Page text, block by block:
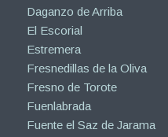
Daganzo de Arriba
El Escorial
Estremera
Fresnedillas de la Oliva
Fresno de Torote
Fuenlabrada
Fuente el Saz de Jarama